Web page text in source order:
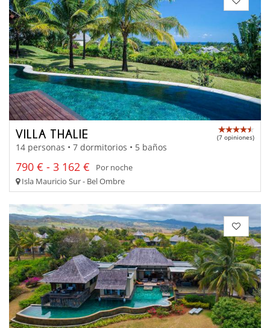
VILLA THALIE (7 opiniones)
14 personas • 7 dormitorios • 5 baños
790 € - 3 162 €
Por noche
Isla Mauricio Sur - Bel Ombre